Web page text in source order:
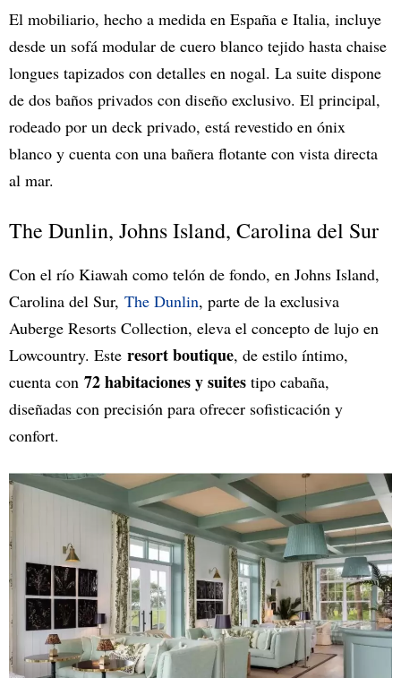
El mobiliario, hecho a medida en España e Italia, incluye
desde un sofá modular de cuero blanco tejido hasta chaise
longues tapizados con detalles en nogal. La suite dispone
de dos baños privados con diseño exclusivo. El principal,
rodeado por un deck privado, está revestido en ónix
blanco y cuenta con una bañera flotante con vista directa
al mar.
The Dunlin, Johns Island, Carolina del Sur
Con el río Kiawah como telón de fondo, en Johns Island,
Carolina del Sur, The Dunlin, parte de la exclusiva
Auberge Resorts Collection, eleva el concepto de lujo en
Lowcountry. Este resort boutique, de estilo íntimo,
cuenta con 72 habitaciones y suites tipo cabaña,
diseñadas con precisión para ofrecer sofisticación y
confort.